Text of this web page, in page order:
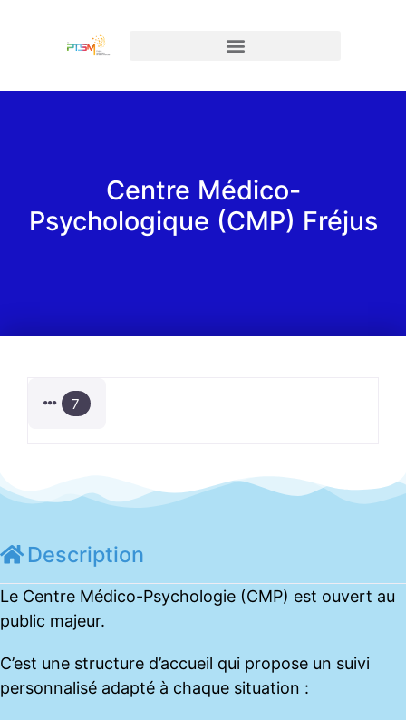
Centre Médico-
Psychologique (CMP) Fréjus
7
Description
Le Centre Médico-Psychologie (CMP) est ouvert au
public majeur.
C’est une structure d’accueil qui propose un suivi
personnalisé adapté à chaque situation :